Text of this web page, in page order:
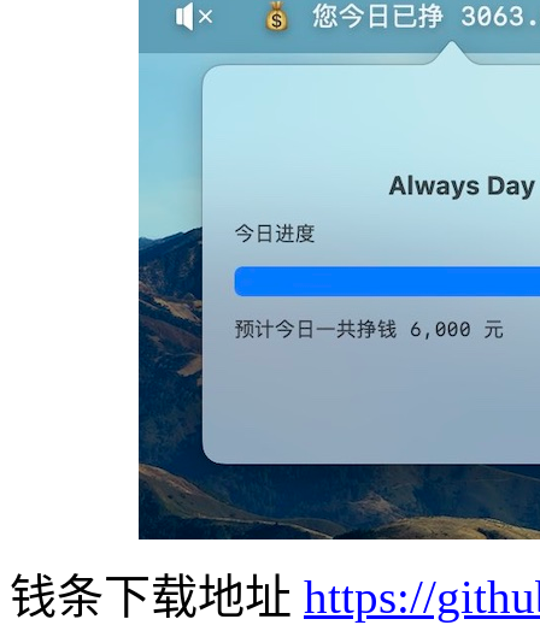
钱条下载地址 https://